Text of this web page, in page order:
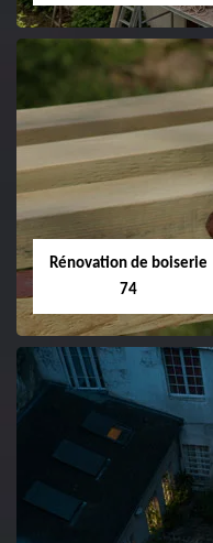
Rénovation de boiserie
74